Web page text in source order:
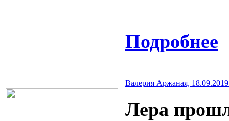
Подробнее
Валерия Аржаная,
Лера